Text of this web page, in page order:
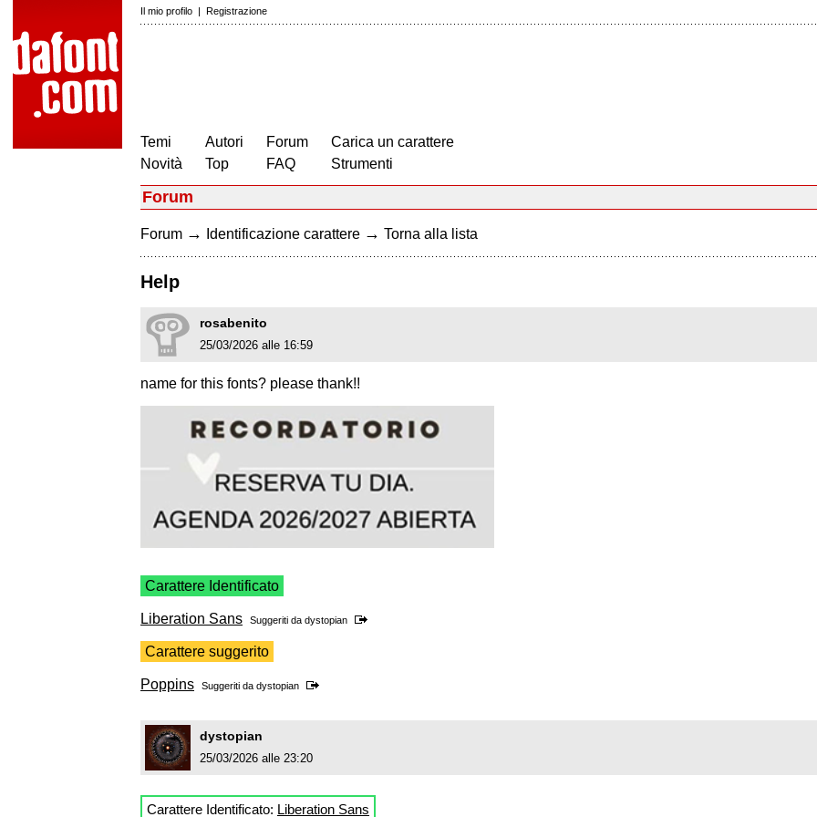
Il mio profilo | Registrazione
Temi
Novità
Autori
Top
Forum
FAQ
Carica un carattere
Strumenti
Forum
Forum → Identificazione carattere → Torna alla lista
Help
rosabenito
25/03/2026 alle 16:59
name for this fonts? please thank!!
Carattere Identificato
Liberation Sans Suggeriti da dystopian
Carattere suggerito
Poppins Suggeriti da dystopian
dystopian
25/03/2026 alle 23:20
Carattere Identificato: Liberation Sans